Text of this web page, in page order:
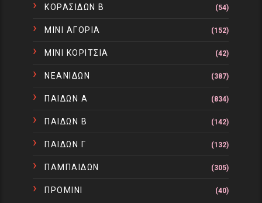
ΚΟΡΑΣΙΔΩΝ Β (54)
ΜΙΝΙ ΑΓΟΡΙΑ (152)
ΜΙΝΙ ΚΟΡΙΤΣΙΑ (42)
ΝΕΑΝΙΔΩΝ (387)
ΠΑΙΔΩΝ Α (834)
ΠΑΙΔΩΝ Β (142)
ΠΑΙΔΩΝ Γ (132)
ΠΑΜΠΑΙΔΩΝ (305)
ΠΡΟΜΙΝΙ (40)